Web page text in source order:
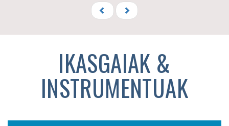
IKASGAIAK &
INSTRUMENTUAK